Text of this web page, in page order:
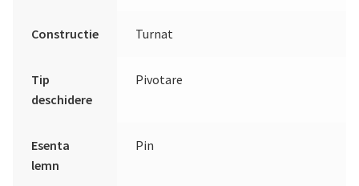
Constructie Turnat
Tip
deschidere
Pivotare
Esenta
lemn
Pin